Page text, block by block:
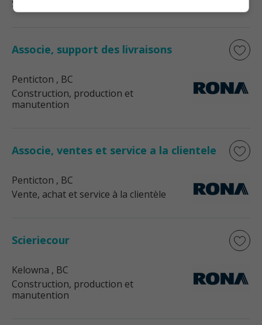
Soutien administratif
Associe, support des livraisons
Penticton , BC
Construction, production et
manutention
Associe, ventes et service a la clientele
Penticton , BC
Vente, achat et service à la clientèle
Scieriecour
Kelowna , BC
Construction, production et
manutention